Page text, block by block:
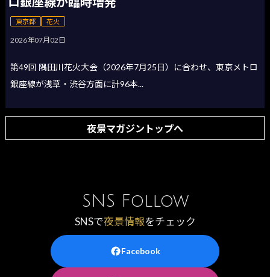
東京都 花火
2026年07月02日
第49回 隅田川花火大会（2026年7月25日）に合わせ、東京メトロ
銀座線が浅草・渋谷方面に計96本...
夜景マガジントップへ
SNS Follow
SNSで夜景情報をチェック
Facebook